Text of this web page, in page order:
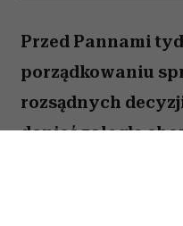
Przed Pannami
porządkowaniu
rozsądnych
dopiąć zaległe